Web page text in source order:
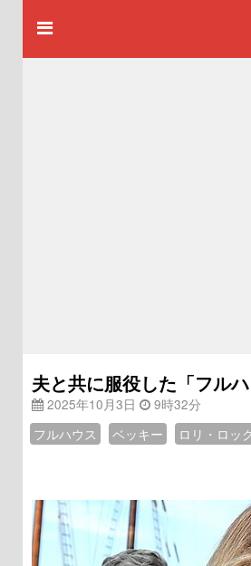
夫と共に服役した「フル
2025年10月3日
9時32分
フルハウス
ベッキー ロリ・ロッ